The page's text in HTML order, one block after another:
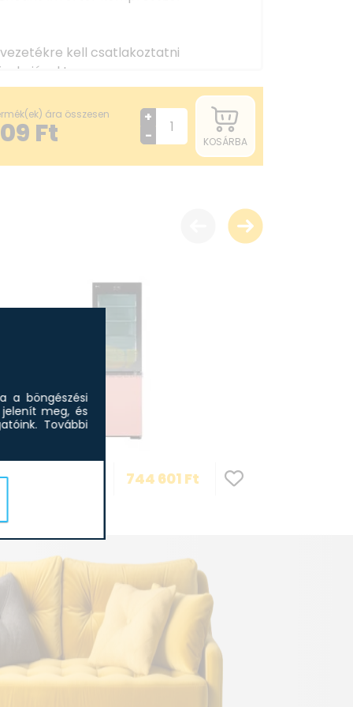
kell csatlakoztatni
Igen
polc
LED
ára összesen
Ft
+
-
KOSÁRBA
MoodUP™
744 601 Ft
a böngészési
meg, és
További